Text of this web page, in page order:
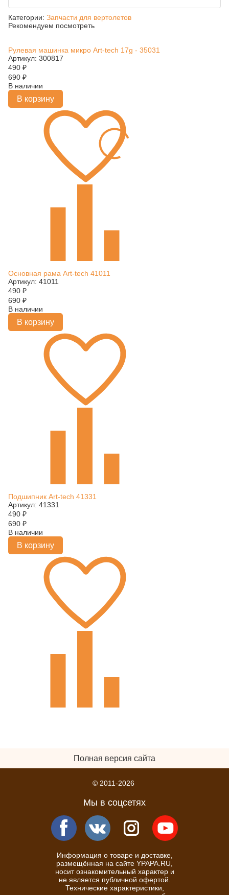
Категории: Запчасти для вертолетов
Рекомендуем посмотреть
Рулевая машинка микро Art-tech 17g - 35031
Артикул: 300817
490 ₽
690 ₽
В наличии
В корзину
Основная рама Art-tech 41011
Артикул: 41011
490 ₽
690 ₽
В наличии
В корзину
Подшипник Art-tech 41331
Артикул: 41331
490 ₽
690 ₽
В наличии
В корзину
Полная версия сайта
© 2011-2026
Мы в соцсетях
Информация о товаре и доставке,
размещённая на сайте YPAPA.RU,
носит ознакомительный характер и
не является публичной офертой.
Технические характеристики,